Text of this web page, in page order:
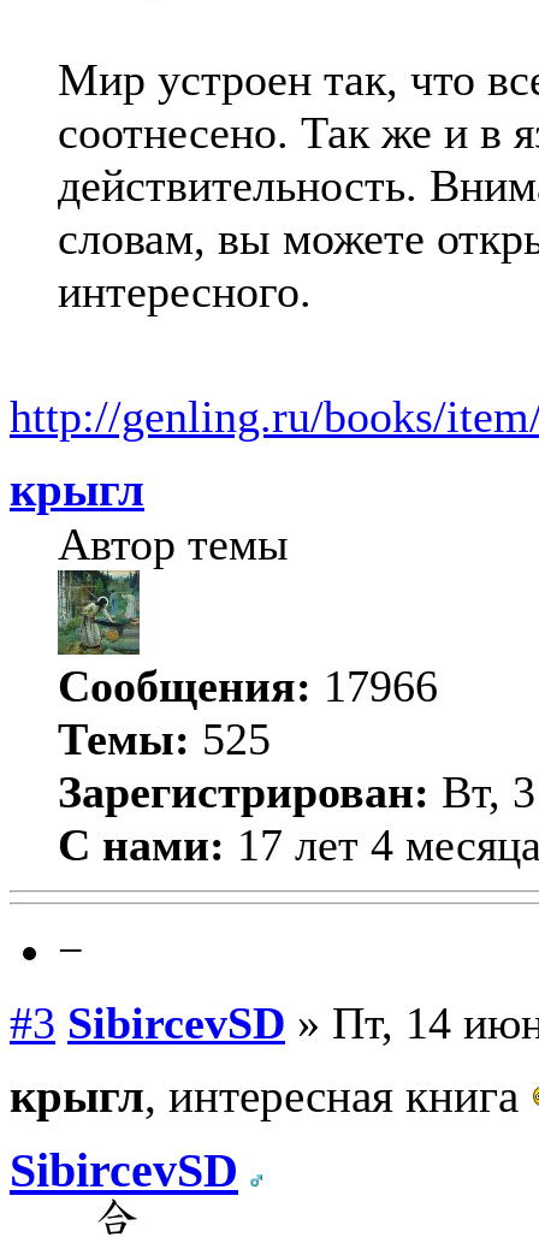
Мир устроен так, что
соотнесено. Так же и в
действительность.
словам, вы можете
интересного.
http://genling.ru/books/
крыгл
Автор темы
Сообщения: 17966
Темы: 525
Зарегистрирован: Вт,
С нами: 17 лет 4
−
#3 SibircevSD » Пт, 14
крыгл, интересная книга
SibircevSD